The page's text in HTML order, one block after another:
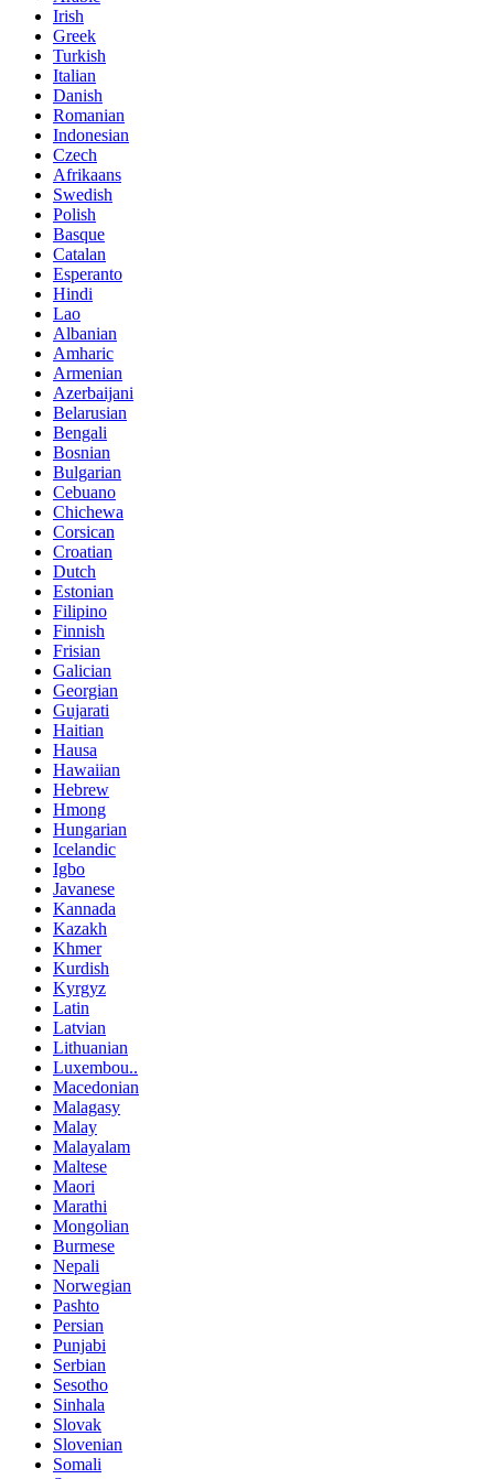
Irish
Greek
Turkish
Italian
Danish
Romanian
Indonesian
Czech
Afrikaans
Swedish
Polish
Basque
Catalan
Esperanto
Hindi
Lao
Albanian
Amharic
Armenian
Azerbaijani
Belarusian
Bengali
Bosnian
Bulgarian
Cebuano
Chichewa
Corsican
Croatian
Dutch
Estonian
Filipino
Finnish
Frisian
Galician
Georgian
Gujarati
Haitian
Hausa
Hawaiian
Hebrew
Hmong
Hungarian
Icelandic
Igbo
Javanese
Kannada
Kazakh
Khmer
Kurdish
Kyrgyz
Latin
Latvian
Lithuanian
Luxembou..
Macedonian
Malagasy
Malay
Malayalam
Maltese
Maori
Marathi
Mongolian
Burmese
Nepali
Norwegian
Pashto
Persian
Punjabi
Serbian
Sesotho
Sinhala
Slovak
Slovenian
Somali